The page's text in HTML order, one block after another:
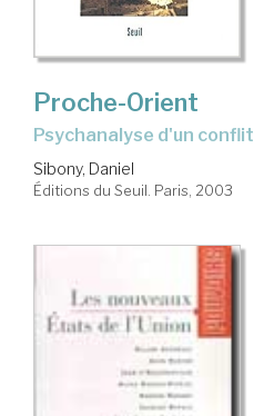
Proche-Orient
psychanalyse d'un conflit
Sibony, Daniel
Éditions du Seuil. Paris, 2003